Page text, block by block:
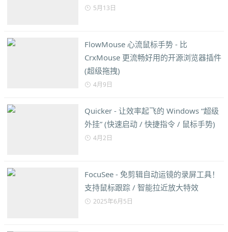
5月13日
FlowMouse 心流鼠标手势 - 比
CrxMouse 更流畅好用的开源浏览器插件
(超级拖拽)
4月9日
Quicker - 让效率起飞的 Windows “超级
外挂” (快速启动 / 快捷指令 / 鼠标手势)
4月2日
FocuSee - 免剪辑自动运镜的录屏工具！
支持鼠标跟踪 / 智能拉近放大特效
2025年6月5日